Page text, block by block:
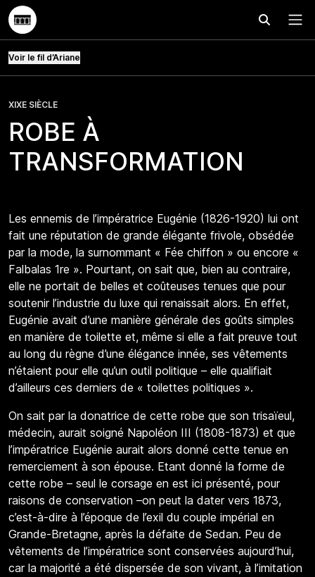
Voir le fil d’Ariane
XIXE SIÈCLE
ROBE À
TRANSFORMATION
Les ennemis de l’impératrice Eugénie (1826-1920) lui ont
fait une réputation de grande élégante frivole, obsédée
par la mode, la surnommant « Fée chiffon » ou encore «
Falbalas 1re ». Pourtant, on sait que, bien au contraire,
elle ne portait de belles et coûteuses tenues que pour
soutenir l’industrie du luxe qui renaissait alors. En effet,
Eugénie avait d’une manière générale des goûts simples
en manière de toilette et, même si elle a fait preuve tout
au long du règne d’une élégance innée, ses vêtements
n’étaient pour elle qu’un outil politique – elle qualifiait
d’ailleurs ces derniers de « toilettes politiques ».
On sait par la donatrice de cette robe que son trisaïeul,
médecin, aurait soigné Napoléon III (1808-1873) et que
l’impératrice Eugénie aurait alors donné cette tenue en
remerciement à son épouse. Etant donné la forme de
cette robe – seul le corsage en est ici présenté, pour
raisons de conservation –on peut la dater vers 1873,
c’est-à-dire à l’époque de l’exil du couple impérial en
Grande-Bretagne, après la défaite de Sedan. Peu de
vêtements de l’impératrice sont conservées aujourd’hui,
car la majorité a été dispersée de son vivant, à l’imitation